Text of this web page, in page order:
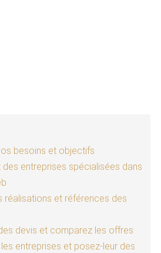
besoins et objectifs
des entreprises spécialisées dans
réalisations et références des
devis et comparez les offres
entreprises et posez-leur des